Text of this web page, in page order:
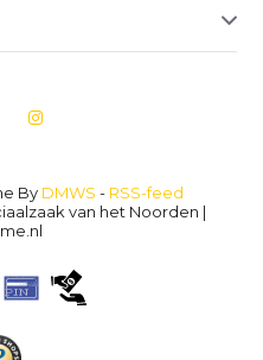
By DMWS - RSS-feed
van het Noorden |